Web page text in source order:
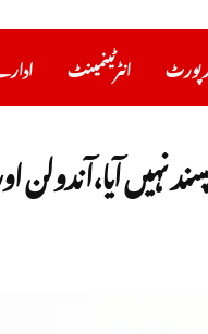
انٹرٹینمینٹ
نہیں آیا،آ